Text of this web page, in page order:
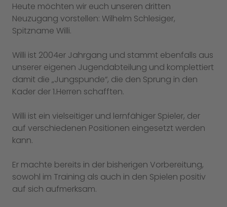
Heute möchten wir euch unseren dritten
Neuzugang vorstellen: Wilhelm Schlesiger,
Spitzname Willi.
Willi ist 2004er Jahrgang und stammt ebenfalls aus
unserer eigenen Jugendabteilung und komplettiert
damit die „Jungspunde“, die den Sprung in den
Kader der 1.Herren schafften.
Willi ist ein vielseitiger und lernfähiger Spieler, der
auf verschiedenen Positionen eingesetzt werden
kann.
Er machte bereits in der bisherigen Vorbereitung,
sowohl im Training als auch in den Spielen positiv
auf sich aufmerksam.